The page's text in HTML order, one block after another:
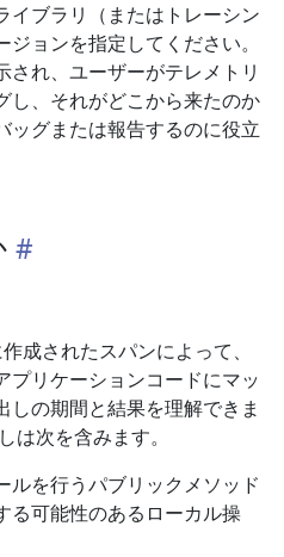
イブラリ（またはトレーシン
ョンを指定してください。
され、ユーザーがテレメトリ
し、それがどこから来たのか
ッグまたは報告するのに役立
成されたスパンによって、
プリケーションコードにマッ
しの期間と結果を理解できま
は次を含みます。
ルを行うパブリックメソッド
る可能性のあるローカル操